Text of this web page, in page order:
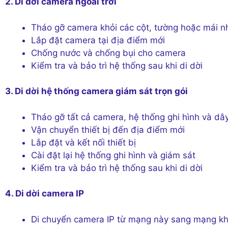
Tháo gỡ camera khỏi các cột, tường hoặc mái
Lắp đặt camera tại địa điểm mới
Chống nước và chống bụi cho camera
Kiểm tra và bảo trì hệ thống sau khi di dời
3. Di dời hệ thống camera giám sát trọn gói
Tháo gỡ tất cả camera, hệ thống ghi hình và
Vận chuyển thiết bị đến địa điểm mới
Lắp đặt và kết nối thiết bị
Cài đặt lại hệ thống ghi hình và giám sát
Kiểm tra và bảo trì hệ thống sau khi di dời
4. Di dời camera IP
Di chuyển camera IP từ mạng này sang mạng